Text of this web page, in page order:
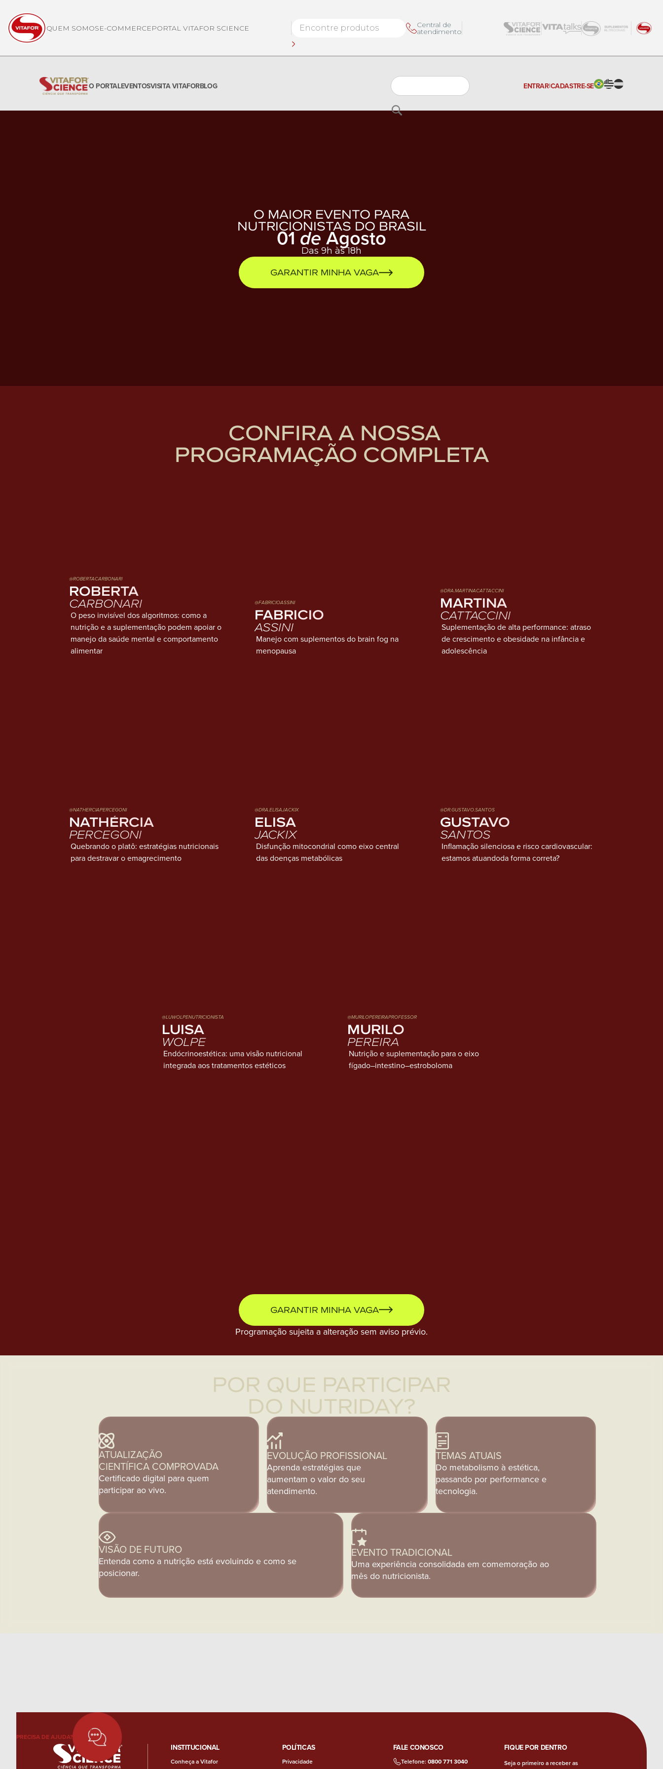
QUEM SOMOSE-COMMERCEPORTAL VITAFOR SCIENCE Central de
atendimento
O PORTALEVENTOSVISITA VITAFORBLOG Buscar ENTRAR|CADASTRE-SE
O MAIOR EVENTO PARA
NUTRICIONISTAS DO BRASIL
01deAgosto
Das 9h às 18h
GARANTIR MINHA VAGA
CONFIRA A NOSSA
PROGRAMAÇÃO COMPLETA
@ROBERTACARBONARI
ROBERTA
CARBONARI
O peso invisível dos algoritmos: como a
nutrição e a suplementação podem apoiar o
manejo da saúde mental e comportamento
alimentar
@FABRICIOASSINI
FABRICIO
ASSINI
Manejo com suplementos do brain fog na
menopausa
@DRA.MARTINACATTACCINI
MARTINA
CATTACCINI
Suplementação de alta performance: atraso
de crescimento e obesidade na infância e
adolescência
@NATHERCIAPERCEGONI
NATHÉRCIA
PERCEGONI
Quebrando o platô: estratégias nutricionais
para destravar o emagrecimento
@DRA.ELISAJACKIX
ELISA
JACKIX
Disfunção mitocondrial como eixo central
das doenças metabólicas
@DR.GUSTAVO.SANTOS
GUSTAVO
SANTOS
Inflamação silenciosa e risco cardiovascular:
estamos atuandoda forma correta?
@LUWOLPENUTRICIONISTA
LUISA
WOLPE
Endócrinoestética: uma visão nutricional
integrada aos tratamentos estéticos
@MURILOPEREIRAPROFESSOR
MURILO
PEREIRA
Nutrição e suplementação para o eixo
fígado–intestino–estroboloma
GARANTIR MINHA VAGA
Programação sujeita a alteração sem aviso prévio.
POR QUE PARTICIPAR
DO NUTRIDAY?
ATUALIZAÇÃO
CIENTÍFICA COMPROVADA
Certificado digital para quem
participar ao vivo.
EVOLUÇÃO PROFISSIONAL
Aprenda estratégias que
aumentam o valor do seu
atendimento.
TEMAS ATUAIS
Do metabolismo à estética,
passando por performance e
tecnologia.
VISÃO DE FUTURO
Entenda como a nutrição está evoluindo e como se
posicionar.
EVENTO TRADICIONAL
Uma experiência consolidada em comemoração ao
mês do nutricionista.
PRECISA DE AJUDA?
INSTITUCIONAL
Conheça a Vitafor
POLÍTICAS
Privacidade
FALE CONOSCO
Telefone:0800 771 3040
FIQUE POR DENTRO
Seja o primeiro a receber as